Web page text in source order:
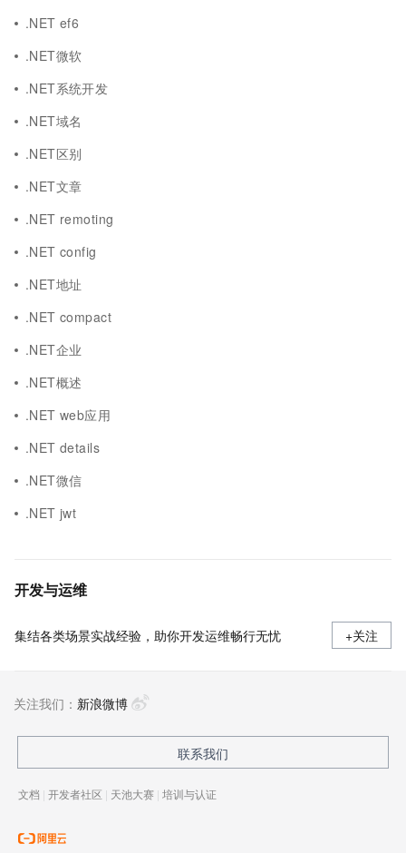
.NET ef6
.NET微软
.NET系统开发
.NET域名
.NET区别
.NET文章
.NET remoting
.NET config
.NET地址
.NET compact
.NET企业
.NET概述
.NET web应用
.NET details
.NET微信
.NET jwt
开发与运维
集结各类场景实战经验，助你开发运维畅行无忧 +关注
关注我们： 新浪微博
联系我们
文档 | 开发者社区 | 天池大赛 | 培训与认证